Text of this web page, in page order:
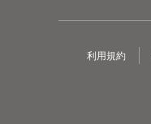
利用規約